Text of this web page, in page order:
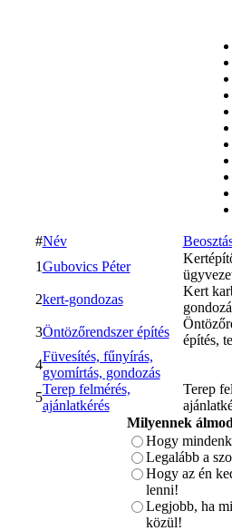
#Név
1Gubovics Péter
2kert-gondozas
Kert
3Öntözőrendszer építés
építés,
4
Füvesítés, fűnyírás,
gyomírtás, gondozás
5
Terep felmérés,
ajánlatkérés
Terep
Milyennek
Hogy
Legalább a
Hogy az én
lenni!
Legjobb, ha
közül!